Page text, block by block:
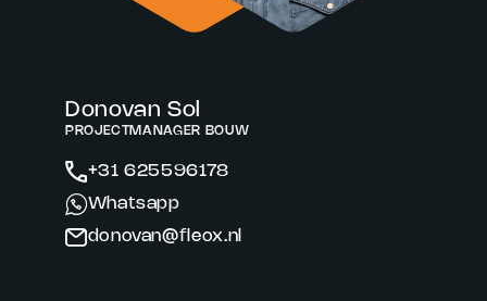
Donovan Sol
PROJECTMANAGER BOUW
+31 625596178
Whatsapp
donovan@fleox.nl